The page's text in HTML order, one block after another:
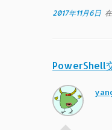
2017年11月6日 在
PowerShell